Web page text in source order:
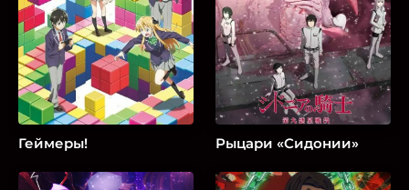
Геймеры! Рыцари «Сидонии»